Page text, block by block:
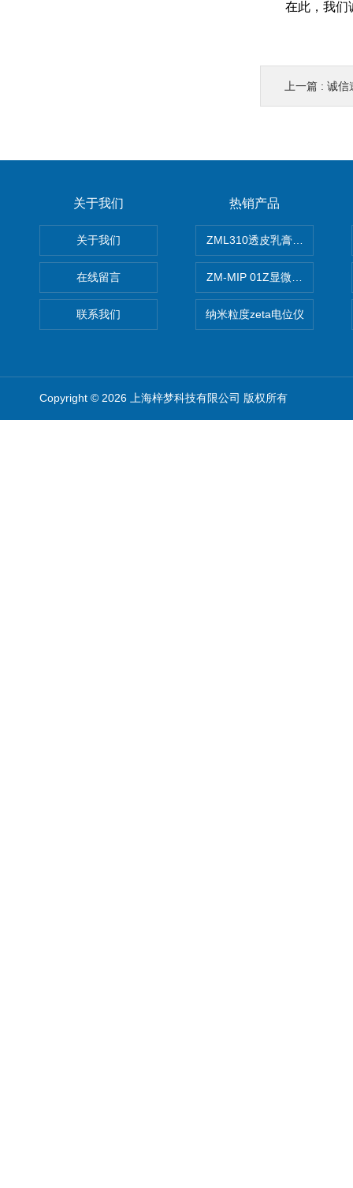
在此，我们
上一篇 : 诚信邀
关于我们
关于我们
在线留言
联系我们
热销产品
ZML310透皮乳膏粒度晶型分
ZM-MIP 01Z显微镜法不溶性
纳米粒度zeta电位仪
Copyright © 2026 上海梓梦科技有限公司 版权所有